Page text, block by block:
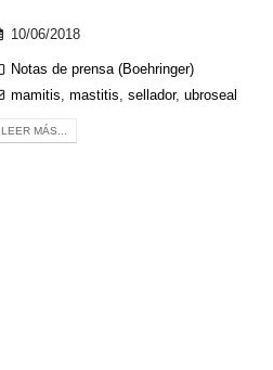
10/06/2018
Notas de prensa (Boehringer)
mamitis,mastitis,sellador,ubroseal
LEER MÁS...